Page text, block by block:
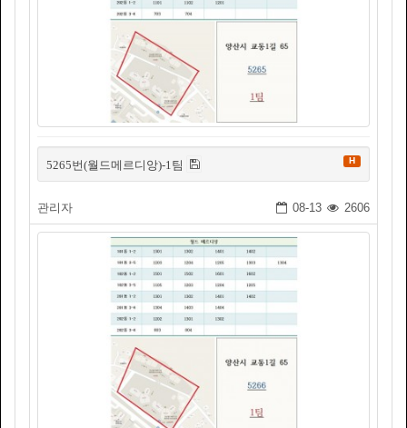
5265번(월드메르디앙)-1팀 H
관리자 08-13 2606